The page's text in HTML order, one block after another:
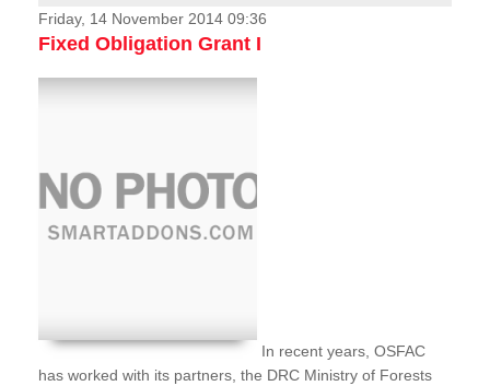
News & Stories
Friday, 14 November 2014 09:36
Fixed Obligation Grant I
In recent years, OSFAC
has worked with its partners, the DRC Ministry of Forests